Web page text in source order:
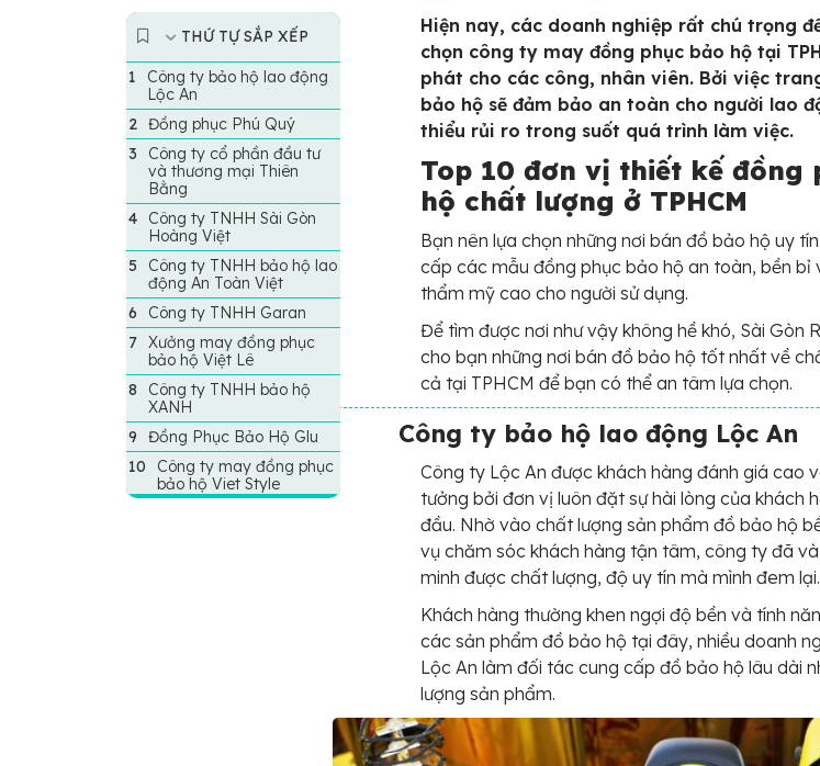
THỨ TỰ SẮP XẾP
Công ty bảo hộ lao động
Lộc An
Đồng phục Phú Quý
Công ty cổ phần đầu tư
và thương mại Thiên
Bằng
Công ty TNHH Sài Gòn
Hoàng Việt
Công ty TNHH bảo hộ lao
động An Toàn Việt
Công ty TNHH Garan
Xưởng may đồng phục
bảo hộ Việt Lê
Công ty TNHH bảo hộ
XANH
Đồng Phục Bảo Hộ Glu
Công ty may đồng phục
bảo hộ Viet Style
Hiện nay, các doanh nghiệp rất chú trọng
chọn công ty may đồng phục bảo hộ tại
phát cho các công, nhân viên. Bởi việc
bảo hộ sẽ đảm bảo an toàn cho người lao
thiểu rủi ro trong suốt quá trình làm việc.
Top 10 đơn vị thiết kế đồng
hộ chất lượng ở TPHCM
Bạn nên lựa chọn những nơi bán đồ bảo hộ uy
cấp các mẫu đồng phục bảo hộ an toàn, bền bỉ
thẩm mỹ cao cho người sử dụng.
Để tìm được nơi như vậy không hề khó, Sài Gòn
cho bạn những nơi bán đồ bảo hộ tốt nhất về
cả tại TPHCM để bạn có thể an tâm lựa chọn.
Công ty bảo hộ lao động Lộc An
Công ty Lộc An được khách hàng đánh giá cao
tưởng bởi đơn vị luôn đặt sự hài lòng của khách
đầu. Nhờ vào chất lượng sản phẩm đồ bảo hộ
vụ chăm sóc khách hàng tận tâm, công ty đã
minh được chất lượng, độ uy tín mà mình đem lại.
Khách hàng thường khen ngợi độ bền và tính
các sản phẩm đồ bảo hộ tại đây, nhiều doanh
Lộc An làm đối tác cung cấp đồ bảo hộ lâu dài
lượng sản phẩm.